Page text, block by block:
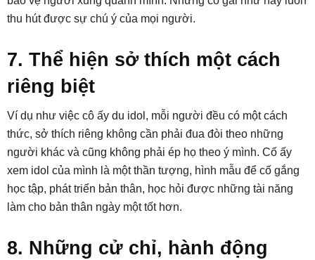
thu hút được sự chú ý của mọi người.
7. Thể hiện sở thích một cách
riêng biệt
Ví dụ như việc cô ấy du idol, mỗi người đều có một cách
thức, sở thích riêng không cần phải đua đòi theo những
người khác và cũng không phải ép họ theo ý mình. Cố ấy
xem idol của mình là một thần tượng, hình mẫu để cố gắng
học tập, phát triển bản thân, học hỏi được những tài năng
làm cho bản thân ngày một tốt hơn.
8. Những cử chỉ, hành động